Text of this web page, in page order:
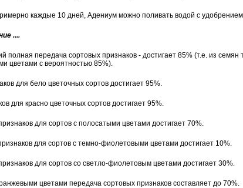
каждые 10 дней, Адениум можно поливать водой с
....
полная передача сортовых признаков - достигает 85% (т.е. из семян
цветами с вероятностью 85%).
для бело цветочных сортов достигает 95%.
для красно цветочных сортов достигает 95%.
для сортов с полосатыми цветами достигает 70%.
для сортов с темно-фиолетовыми цветами достигает 10%.
для сортов со светло-фиолетовым цветами достигает 30%.
цветами передача сортовых признаков составляет до 70%.